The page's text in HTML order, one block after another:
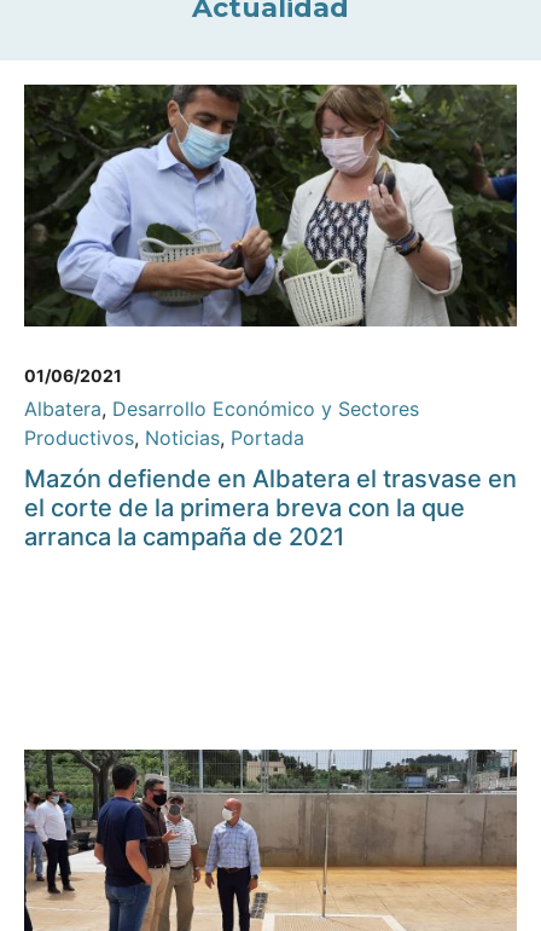
Actualidad
01/06/2021
Albatera, Desarrollo Económico y Sectores
Productivos, Noticias, Portada
Mazón defiende en Albatera el trasvase en
el corte de la primera breva con la que
arranca la campaña de 2021